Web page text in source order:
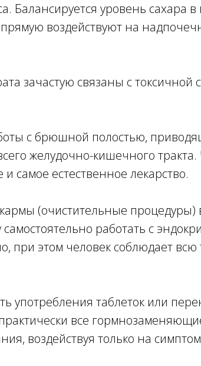
Балансируется уровень сахара
воздействуют на
зачастую связаны с
с брюшной полостью,
желудочно-кишечного
естественное лекарство.
(очистительные процедуры)
работать с
при этом человек соблюдает всю
употребления таблеток или
все
воздействуя только на